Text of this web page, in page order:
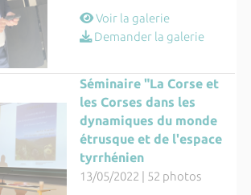
Voir la galerie
Demander la galerie
Séminaire "La Corse et
les Corses dans les
dynamiques du monde
étrusque et de l'espace
tyrrhénien
13/05/2022 | 52 photos